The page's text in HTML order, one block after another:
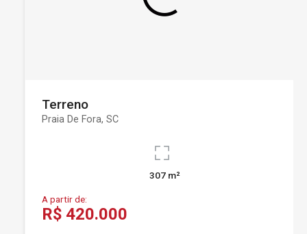
Terreno
Praia De Fora, SC
307 m²
A partir de:
R$ 420.000